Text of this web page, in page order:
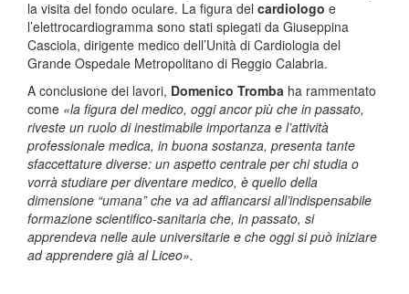
la visita del fondo oculare. La figura del cardiologo e
l’elettrocardiogramma sono stati spiegati da Giuseppina
Casciola, dirigente medico dell’Unità di Cardiologia del
Grande Ospedale Metropolitano di Reggio Calabria.
A conclusione dei lavori, Domenico Tromba ha rammentato
come «la figura del medico, oggi ancor più che in passato,
riveste un ruolo di inestimabile importanza e l’attività
professionale medica, in buona sostanza, presenta tante
sfaccettature diverse: un aspetto centrale per chi studia o
vorrà studiare per diventare medico, è quello della
dimensione “umana” che va ad affiancarsi all’indispensabile
formazione scientifico-sanitaria che, in passato, si
apprendeva nelle aule universitarie e che oggi si può iniziare
ad apprendere già al Liceo».